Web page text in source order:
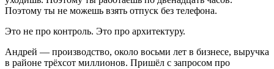
Поэтому ты не можешь взять отпуск без телефона.
Это не про контроль. Это про архитектуру.
Андрей — производство, около восьми лет в бизнесе, выручка
в районе трёхсот миллионов. Пришёл с запросом про